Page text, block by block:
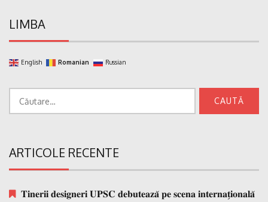
LIMBA
English Romanian Russian
ARTICOLE RECENTE
𝐓𝐢𝐧𝐞𝐫𝐢𝐢 𝐝𝐞𝐬𝐢𝐠𝐧𝐞𝐫𝐢 𝐔𝐏𝐒𝐂 𝐝𝐞𝐛𝐮𝐭𝐞𝐚𝐳𝐚̆ 𝐩𝐞 𝐬𝐜𝐞𝐧𝐚 𝐢𝐧𝐭𝐞𝐫𝐧𝐚𝐭̗𝐢𝐨𝐧𝐚𝐥𝐚̆